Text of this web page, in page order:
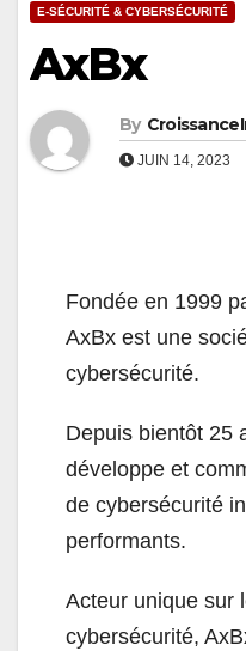
E-SÉCURITÉ & CYBERSÉCURITÉ
AxBx
By
JUIN 14, 2023
Fondée en 1999
AxBx est une
cybersécurité.
Depuis bientôt 25
développe et
de cybersécurité
performants.
Acteur unique sur
cybersécurité,